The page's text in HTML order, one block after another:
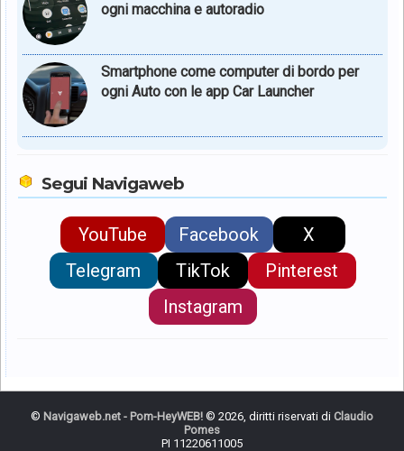
ogni macchina e autoradio
Smartphone come computer di bordo per
ogni Auto con le app Car Launcher
Segui Navigaweb
YouTube Facebook
X
Telegram
TikTok
Pinterest
Instagram
© Navigaweb.net - Pom-HeyWEB! © 2026, diritti riservati di Claudio
Pomes
PI 11220611005